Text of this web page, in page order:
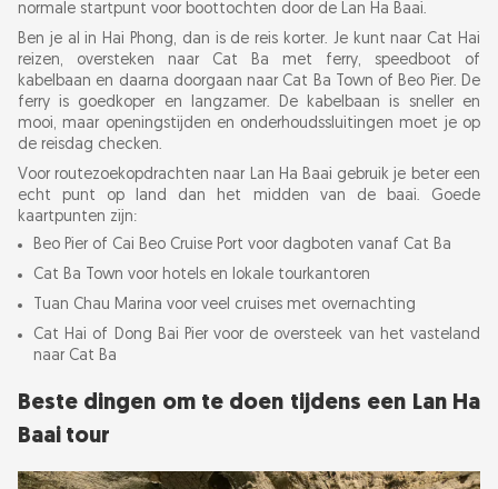
normale startpunt voor boottochten door de Lan Ha Baai.
Ben je al in Hai Phong, dan is de reis korter. Je kunt naar Cat Hai
reizen, oversteken naar Cat Ba met ferry, speedboot of
kabelbaan en daarna doorgaan naar Cat Ba Town of Beo Pier. De
ferry is goedkoper en langzamer. De kabelbaan is sneller en
mooi, maar openingstijden en onderhoudssluitingen moet je op
de reisdag checken.
Voor routezoekopdrachten naar Lan Ha Baai gebruik je beter een
echt punt op land dan het midden van de baai. Goede
kaartpunten zijn:
Beo Pier of Cai Beo Cruise Port voor dagboten vanaf Cat Ba
Cat Ba Town voor hotels en lokale tourkantoren
Tuan Chau Marina voor veel cruises met overnachting
Cat Hai of Dong Bai Pier voor de oversteek van het vasteland
naar Cat Ba
Beste dingen om te doen tijdens een Lan Ha
Baai tour